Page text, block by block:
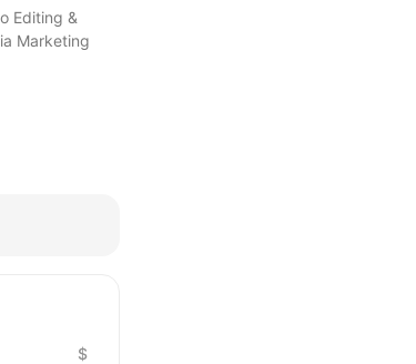
Editing &
Marketing
$